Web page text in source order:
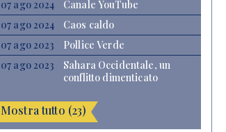
07 ago 2024
Canale YouTube
07 ago 2024
Caos caldo
07 ago 2023
Pollice Verde
07 ago 2023
Sahara Occidentale, un
conflitto dimenticato
Mostra tutto (23)